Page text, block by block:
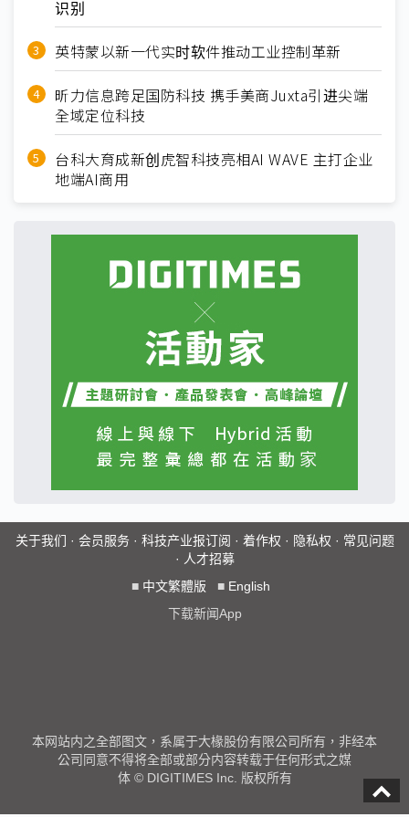
识别
英特蒙以新一代实时软件推动工业控制革新
昕力信息跨足国防科技 携手美商Juxta引进尖端
全域定位科技
台科大育成新创虎智科技亮相AI WAVE 主打企业
地端AI商用
关于我们 · 会员服务· 科技产业报订阅 · 着作权 · 隐私权 · 常见问题
· 人才招募
■ 中文繁體版 ■ English
下载新闻App
本网站内之全部图文，系属于大椽股份有限公司所有，非经本
公司同意不得将全部或部分内容转载于任何形式之媒
体 © DIGITIMES Inc. 版权所有